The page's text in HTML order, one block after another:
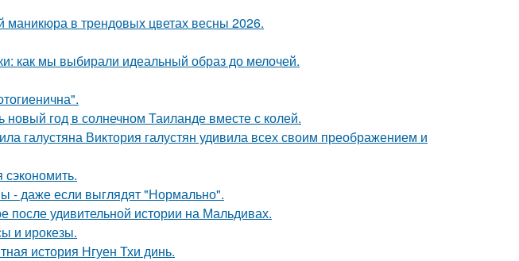
маникюра в трендовых цветах весны 2026.
как мы выбирали идеальный образ до мелочей.
год в солнечном Таиланде вместе с колей.
галустяна Виктория галустян удивила всех своим преображением и
- даже если выглядят "Нормально".
после удивительной истории на Мальдивах.
и ирокезы.
история Нгуен Тхи динь.